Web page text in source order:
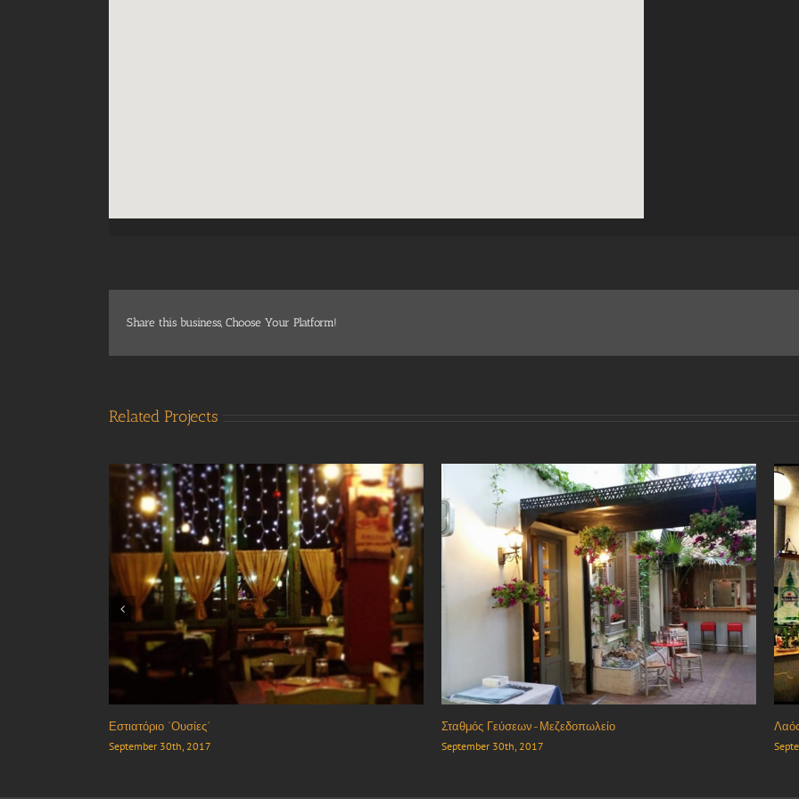
Share this business, Choose Your Platform!
Related Projects
Εστιατόριο “Νερένια”
September 30th, 2017
Εστιατόριο “Ουσίες”
September 30th, 2017